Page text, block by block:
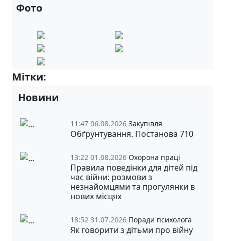
Фото
Мітки:
Новини
11:47 06.08.2026 Закупівля
Обґрунтування. Постанова 710
13:22 01.08.2026 Охорона праці
Правила поведінки для дітей під
час війни: розмови з
незнайомцями та прогулянки в
нових місцях
18:52 31.07.2026 Поради психолога
Як говорити з дітьми про війну